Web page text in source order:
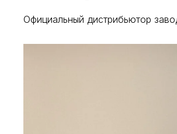
Официальный дистрибьютор